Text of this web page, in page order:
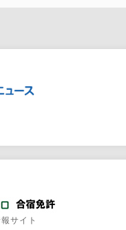
サイト